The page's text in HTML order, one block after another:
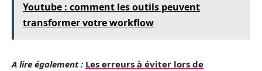
Youtube : comment les outils peuvent
transformer votre workflow
A lire également : Les erreurs à éviter lors de